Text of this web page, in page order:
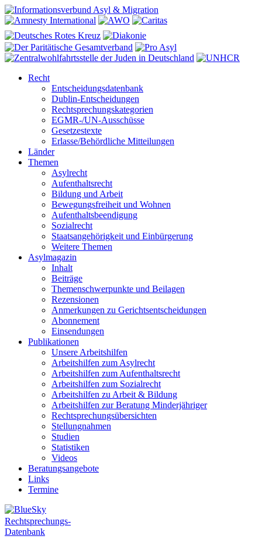
Recht
Entscheidungsdatenbank
Dublin-Entscheidungen
Rechtsprechungskategorien
EGMR-/UN-Ausschüsse
Gesetzestexte
Erlasse/Behördliche Mitteilungen
Länder
Themen
Asylrecht
Aufenthaltsrecht
Bildung und Arbeit
Bewegungsfreiheit und Wohnen
Aufenthaltsbeendigung
Sozialrecht
Staatsangehörigkeit und Einbürgerung
Weitere Themen
Asylmagazin
Inhalt
Beiträge
Themenschwerpunkte und Beilagen
Rezensionen
Anmerkungen zu Gerichtsentscheidungen
Abonnement
Einsendungen
Publikationen
Unsere Arbeitshilfen
Arbeitshilfen zum Asylrecht
Arbeitshilfen zum Aufenthaltsrecht
Arbeitshilfen zum Sozialrecht
Arbeitshilfen zu Arbeit & Bildung
Arbeitshilfen zur Beratung Minderjähriger
Rechtsprechungsübersichten
Stellungnahmen
Studien
Statistiken
Videos
Beratungsangebote
Links
Termine
Rechtsprechungs-
Datenbank